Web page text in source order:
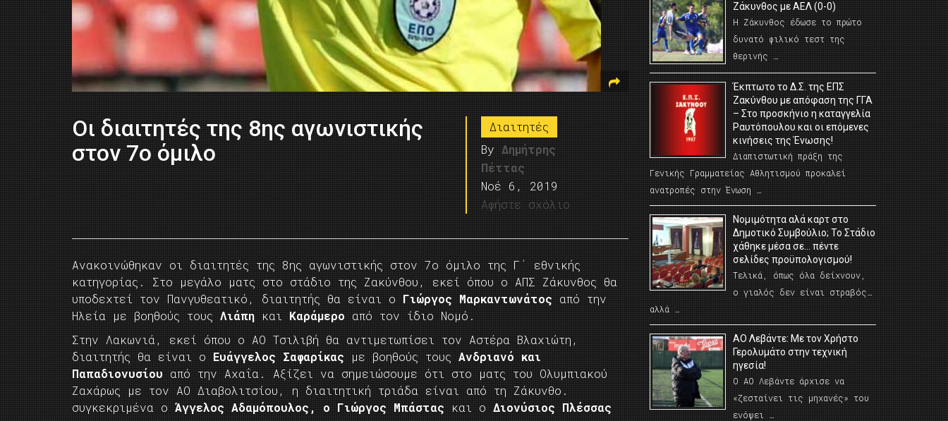
Οι διαιτητές της 8ης αγωνιστικής
στον 7ο όμιλο
Διαιτητές
By Δημήτρης
Πέττας
Νοέ 6, 2019
Αφήστε σχόλιο
Ανακοινώθηκαν οι διαιτητές της 8ης αγωνιστικής στον 7ο όμιλο της Γ΄ εθνικής
κατηγορίας. Στο μεγάλο ματς στο στάδιο της Ζακύνθου, εκεί όπου ο ΑΠΣ Ζάκυνθος θα
υποδεχτεί τον Πανγυθεατικό, διαιτητής θα είναι ο Γιώργος Μαρκαντωνάτος από την
Ηλεία με βοηθούς τους Λιάπη και Καράμερο από τον ίδιο Νομό.
Στην Λακωνιά, εκεί όπου ο ΑΟ Τσιλιβή θα αντιμετωπίσει τον Αστέρα Βλαχιώτη,
διαιτητής θα είναι ο Ευάγγελος Σαφαρίκας με βοηθούς τους Ανδριανό και
Παπαδιονυσίου από την Αχαΐα. Αξίζει να σημειώσουμε ότι στο ματς του Ολυμπιακού
Ζαχάρως με τον ΑΟ Διαβολιτσίου, η διαιτητική τριάδα είναι από τη Ζάκυνθο.
συγκεκριμένα ο Άγγελος Αδαμόπουλος, ο Γιώργος Μπάστας και ο Διονύσιος Πλέσσας
Ζάκυνθος με ΑΕΛ (0-0)
Η Ζάκυνθος έδωσε το πρώτο
δυνατό φιλικό τεστ της
θερινής …
Έκπτωτο το Δ.Σ. της ΕΠΣ
Ζακύνθου με απόφαση της ΓΓΑ
– Στο προσκήνιο η καταγγελία
Ραυτόπουλου και οι επόμενες
κινήσεις της Ένωσης!
Διαπιστωτική πράξη της
Γενικής Γραμματείας Αθλητισμού προκαλεί
ανατροπές στην Ένωση …
Νομιμότητα αλά καρτ στο
Δημοτικό Συμβούλιο; Το Στάδιο
χάθηκε μέσα σε… πέντε
σελίδες προϋπολογισμού!
Τελικά, όπως όλα δείχνουν,
ο γιαλός δεν είναι στραβός…
αλλά …
ΑΟ Λεβάντε: Με τον Χρήστο
Γερολυμάτο στην τεχνική
ηγεσία!
Ο ΑΟ Λεβάντε άρχισε να
«ζεσταίνει τις μηχανές» του
ενόψει …